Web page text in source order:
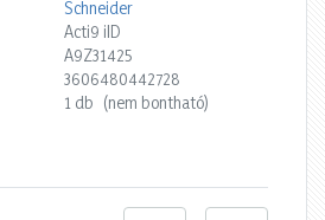
Schneider
Acti9 iID
A9Z31425
3606480442728
1 db (nem bontható)